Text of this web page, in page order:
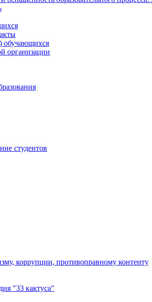
обучающихся
организации
студентов
коррупции, противоправному контенту
"33 кактуса"